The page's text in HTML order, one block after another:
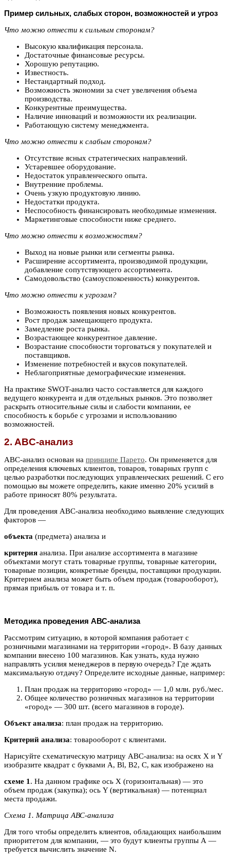
Пример сильных, слабых сторон, возможностей и угроз
Что можно отнести к сильным сторонам?
Высокую квалификация персонала.
Достаточные финансовые ресурсы.
Хорошую репутацию.
Известность.
Нестандартный подход.
Возможность экономии за счет увеличения объема
производства.
Конкурентные преимущества.
Наличие инноваций и возможности их реализации.
Работающую систему менеджмента.
Что можно отнести к слабым сторонам?
Отсутствие ясных стратегических направлений.
Устаревшее оборудование.
Недостаток управленческого опыта.
Внутренние проблемы.
Очень узкую продуктовую линию.
Недостатки продукта.
Неспособность финансировать необходимые изменения.
Маркетинговые способности ниже среднего.
Что можно отнести к возможностям?
Выход на новые рынки или сегменты рынка.
Расширение ассортимента, производимой продукции,
добавление сопутствующего ассортимента.
Самодовольство (самоуспокоенность) конкурентов.
Что можно отнести к угрозам?
Возможность появления новых конкурентов.
Рост продаж замещающего продукта.
Замедление роста рынка.
Возрастающее конкурентное давление.
Возрастание способности торговаться у покупателей и
поставщиков.
Изменение потребностей и вкусов покупателей.
Неблагоприятные демографические изменения.
На практике SWOT-анализ часто составляется для каждого
ведущего конкурента и для отдельных рынков. Это позволяет
раскрыть относительные силы и слабости компании, ее
способность к борьбе с угрозами и использованию
возможностей.
2. ABC-анализ
ABC-анализ основан на принципе Парето. Он применяется для
определения ключевых клиентов, товаров, товарных групп с
целью разработки последующих управленческих решений. С его
помощью вы можете определить, какие именно 20% усилий в
работе приносят 80% результата.
Для проведения ABC-анализа необходимо выявление следующих
факторов —
объекта (предмета) анализа и
критерия анализа. При анализе ассортимента в магазине
объектами могут стать товарные группы, товарные категории,
товарные позиции, конкретные бренды, поставщики продукции.
Критерием анализа может быть объем продаж (товарооборот),
прямая прибыль от товара и т. п.
Методика проведения АВС-анализа
Рассмотрим ситуацию, в которой компания работает с
розничными магазинами на территории «город». В базу данных
компании внесено 100 магазинов. Как узнать, куда нужно
направлять усилия менеджеров в первую очередь? Где ждать
максимальную отдачу? Определите исходные данные, например:
План продаж на территорию «город» — 1,0 млн. руб./мес.
Общее количество розничных магазинов на территории
«город» — 300 шт. (всего магазинов в городе).
Объект анализа: план продаж на территорию.
Критерий анализа: товарооборот с клиентами.
Нарисуйте схематическую матрицу АВС-анализа: на осях X и Y
изобразите квадрат с буквами A, Bl, B2, С, как изображено на
схеме 1. На данном графике ось X (горизонтальная) — это
объем продаж (закупка); ось Y (вертикальная) — потенциал
места продажи.
Схема 1. Матрица АВС-анализа
Для того чтобы определить клиентов, обладающих наибольшим
приоритетом для компании, — это будут клиенты группы А —
требуется вычислить значение N.